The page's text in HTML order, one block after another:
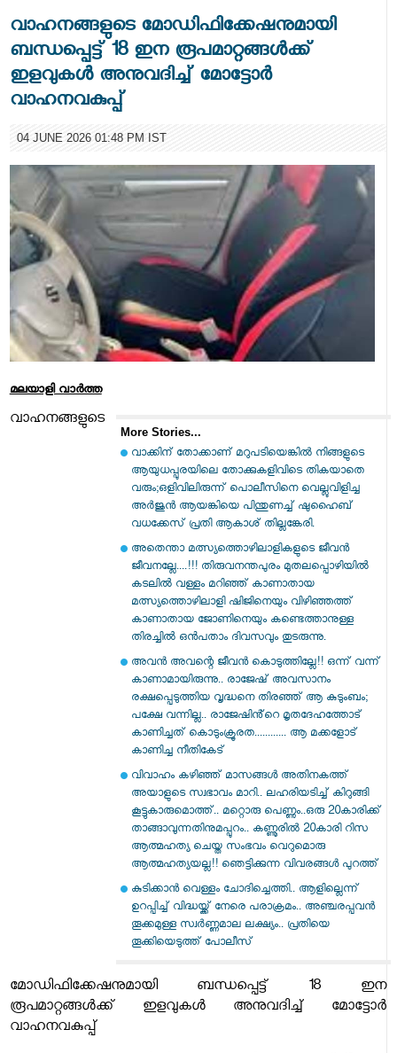
വാഹനങ്ങളുടെ മോഡിഫിക്കേഷനുമായി
ബന്ധപ്പെട്ട് 18 ഇന രൂപമാറ്റങ്ങൾക്ക്
ഇളവുകൾ അനുവദിച്ച് മോട്ടോർ
വാഹനവകുപ്പ്
04 JUNE 2026 01:48 PM IST
മലയാളി വാര്‍ത്ത
More Stories...
വാക്കിന് തോക്കാണ് മറുപടിയെങ്കിൽ നിങ്ങളുടെ
ആയുധപ്പുരയിലെ തോക്കുകളിവിടെ തികയാതെ
വരും;ഒളിവിലിരുന്ന് പൊലീസിനെ വെല്ലുവിളിച്ച
അർജുൻ ആയങ്കിയെ പിന്തുണച്ച് ഷുഹൈബ്
വധക്കേസ് പ്രതി ആകാശ് തില്ലങ്കേരി.
അതെന്താ മത്സ്യത്തൊഴിലാളികളുടെ ജീവൻ
ജീവനല്ലേ....!!! തിരുവനന്തപുരം മുതലപ്പൊഴിയില്‍
കടലില്‍ വള്ളം മറിഞ്ഞ് കാണാതായ
മത്സ്യത്തൊഴിലാളി ഷിജിനെയും വിഴിഞ്ഞത്ത്
കാണാതായ ജോണിനെയും കണ്ടെത്താനുള്ള
തിരച്ചില്‍ ഒന്‍പതാം ദിവസവും തുടരുന്നു.
അവൻ അവന്റെ ജീവൻ കൊടുത്തില്ലേ!! ഒന്ന് വന്ന്
കാണാമായിരുന്നു.. രാജേഷ് അവസാനം
രക്ഷപ്പെടുത്തിയ വൃദ്ധനെ തിരഞ്ഞ് ആ കുടുംബം;
പക്ഷേ വന്നില്ല.. രാജേഷിൻ്റെ മൃതദേഹത്തോട്
കാണിച്ചത് കൊടുംക്രൂരത............ ആ മക്കളോട്
കാണിച്ച നീതികേട്
വിവാഹം കഴിഞ്ഞ് മാസങ്ങൾ അതിനകത്ത്
അയാളുടെ സ്വഭാവം മാറി.. ലഹരിയടിച്ച് കിറുങ്ങി
കൂട്ടുകാരുമൊത്ത്.. മറ്റൊരു പെണ്ണും..ഒരു 20കാരിക്ക്
താങ്ങാവുന്നതിനുമപ്പുറം.. കണ്ണൂരിൽ 20കാരി റിസ
ആത്മഹത്യ ചെയ്ത സംഭവം വെറുമൊരു
ആത്മഹത്യയല്ല!! ഞെട്ടിക്കുന്ന വിവരങ്ങൾ പുറത്ത്
കുടിക്കാൻ വെള്ളം ചോദിച്ചെത്തി.. ആളില്ലെന്ന്
ഉറപ്പിച്ച് വിദ്ധയ്ക്ക് നേരെ പരാക്രമം.. അഞ്ചരപ്പവൻ
തൂക്കമുള്ള സ്വർണ്ണമാല ലക്ഷ്യം.. പ്രതിയെ
തൂക്കിയെടുത്ത് പോലീസ്
വാഹനങ്ങളുടെ
മോഡിഫിക്കേഷനുമായി ബന്ധപ്പെട്ട് 18 ഇന
രൂപമാറ്റങ്ങൾക്ക് ഇളവുകൾ അനുവദിച്ച് മോട്ടോർ
വാഹനവകുപ്പ്